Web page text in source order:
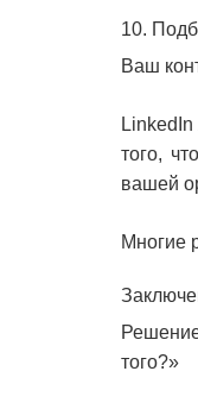
10.
Ваш
того,
вашей
Многие
того?»